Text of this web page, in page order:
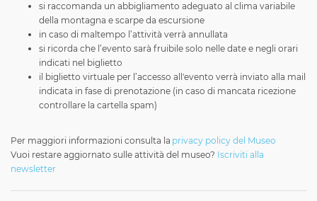
si raccomanda un abbigliamento adeguato al clima variabile
della montagna e scarpe da escursione
in caso di maltempo l’attività verrà annullata
si ricorda che l’evento sarà fruibile solo nelle date e negli orari
indicati nel biglietto
il biglietto virtuale per l’accesso all'evento verrà inviato alla mail
indicata in fase di prenotazione (in caso di mancata ricezione
controllare la cartella spam)
Per maggiori informazioni consulta la privacy policy del Museo
Vuoi restare aggiornato sulle attività del museo? Iscriviti alla
newsletter